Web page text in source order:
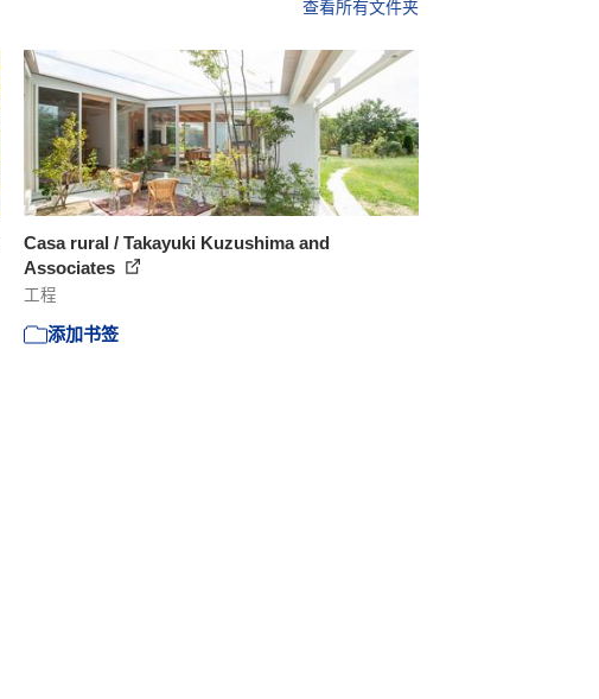
查看所有文件夹
Casa rural / Takayuki Kuzushima and
Associates
工程
添加书签